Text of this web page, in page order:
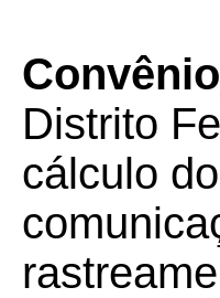
Convênio
Distrito
cálculo